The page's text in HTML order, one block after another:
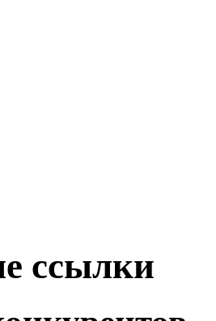
ссылки